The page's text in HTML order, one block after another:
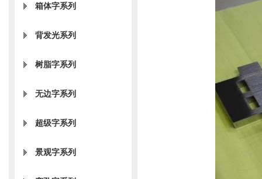
箱体字系列
背发光系列
树脂字系列
无边字系列
超级字系列
景观字系列